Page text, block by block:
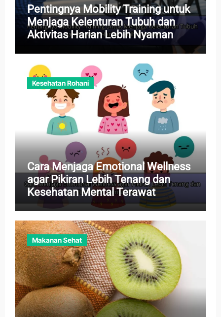
Pentingnya Mobility Training untuk
Menjaga Kelenturan Tubuh dan
Aktivitas Harian Lebih Nyaman
Kesehatan Rohani
Cara Menjaga Emotional Wellness
agar Pikiran Lebih Tenang dan
Kesehatan Mental Terawat
Makanan Sehat